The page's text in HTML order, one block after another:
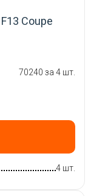
Coupe
70240 за 4 шт.
4 шт.